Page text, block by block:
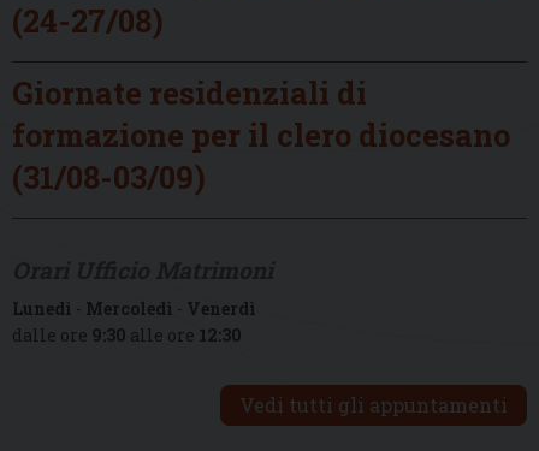
(24-27/08)
Giornate residenziali di
formazione per il clero diocesano
(31/08-03/09)
Lunedì - Mercoledì - Venerdì
dalle ore 9:30 alle ore 12:30
Vedi tutti gli appuntamenti